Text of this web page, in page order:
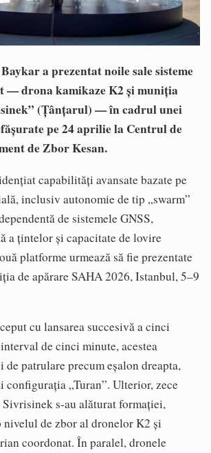
a prezentat noile sale sisteme
— drona kamikaze K2 și muniția
(Țânțarul) — în cadrul unei
pe 24 aprilie la Centrul de
de Zbor Kesan.
capabilități avansate bazate pe
inclusiv autonomie de tip „swarm”
de sistemele GNSS,
a țintelor și capacitate de lovire
platforme urmează să fie prezentate
de apărare SAHA 2026, Istanbul, 5–9
cu lansarea succesivă a cinci
de cinci minute, acestea
de patrulare precum eșalon dreapta,
„Turan”. Ulterior, zece
s-au alăturat formației,
nivelul de zbor al dronelor K2 și
coordonat. În paralel, dronele